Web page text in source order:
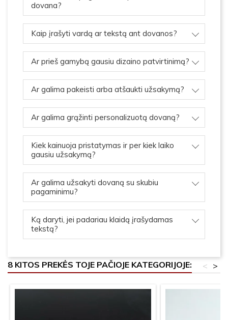
dovana?
Kaip įrašyti vardą ar tekstą ant dovanos?
Ar prieš gamybą gausiu dizaino patvirtinimą?
Ar galima pakeisti arba atšaukti užsakymą?
Ar galima grąžinti personalizuotą dovaną?
Kiek kainuoja pristatymas ir per kiek laiko
gausiu užsakymą?
Ar galima užsakyti dovaną su skubiu
pagaminimu?
Ką daryti, jei padariau klaidą įrašydamas
tekstą?
8 KITOS PREKĖS TOJE PAČIOJE KATEGORIJOJE: >
<